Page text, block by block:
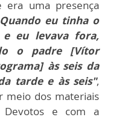
era uma presença
eu tinha o
eu levava fora,
o padre [Vítor
às seis da
tarde e às seis",
meio dos materiais
Devotos e com a